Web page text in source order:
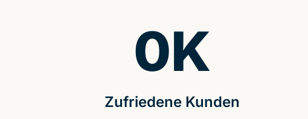
Zufriedene Kunden
0K